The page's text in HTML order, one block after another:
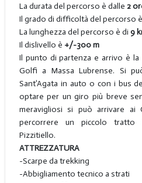
La durata del percorso è dalle 2
Il grado di difficoltà del percorso è
La lunghezza del percorso è di 9
Il dislivello è +/-300 m
Il punto di partenza e arrivo è la
Golfi a Massa Lubrense. Si
Sant’Agata in auto o con i bus
optare per un giro più breve
meravigliosi si può arrivare
percorrere un piccolo
Pizzitiello.
ATTREZZATURA
-Scarpe da trekking
-Abbigliamento tecnico a strati